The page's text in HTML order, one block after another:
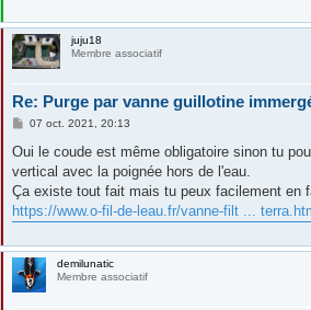
juju18
Membre associatif
Re: Purge par vanne guillotine
M
s
a
g
07 oct. 2021, 20:13
Oui le coude est même obligatoire sinon tu
vertical avec la poignée hors de l'eau.
Ça existe tout fait mais tu peux facilement en
https://www.o-fil-de-leau.fr/vanne-filt ...
demilunatic
Membre associatif